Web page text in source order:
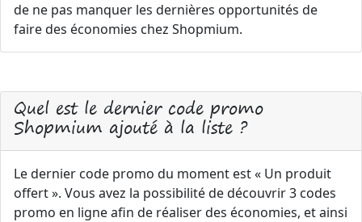
de ne pas manquer les dernières opportunités de
faire des économies chez Shopmium.
Quel est le dernier code promo
Shopmium ajouté à la liste ?
Le dernier code promo du moment est « Un produit
offert ». Vous avez la possibilité de découvrir 3 codes
promo en ligne afin de réaliser des économies, et ainsi